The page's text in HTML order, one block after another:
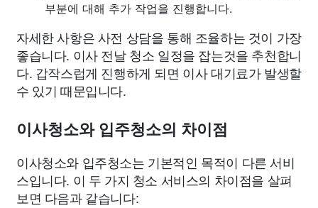
부분에 대해 추가 작업을 진행합니다.
자세한 사항은 사전 상담을 통해 조율하는 것이 가장
좋습니다. 이사 전날 청소 일정을 잡는것을 추천합니
다. 갑작스럽게 진행하게 되면 이사 대기료가 발생할
수 있기 때문입니다.
이사청소와 입주청소의 차이점
이사청소와 입주청소는 기본적인 목적이 다른 서비
스입니다. 이 두 가지 청소 서비스의 차이점을 살펴
보면 다음과 같습니다: